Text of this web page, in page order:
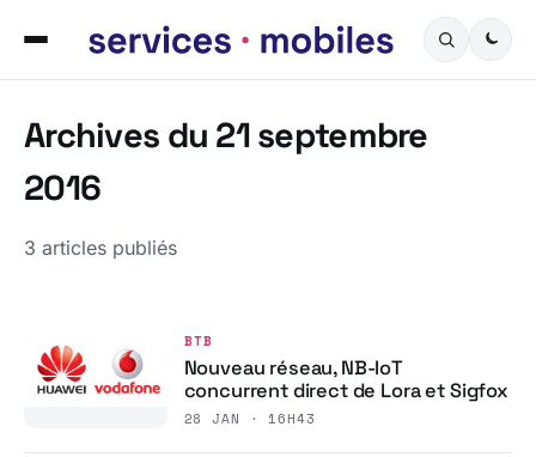
Archives du 21 septembre
2016
3 articles publiés
BTB
Nouveau réseau, NB-IoT
concurrent direct de Lora et Sigfox
28 JAN · 16H43